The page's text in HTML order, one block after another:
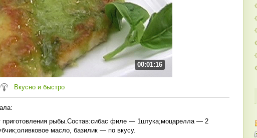
00:01:16
Вкусно и быстро
:
приготовления рыбы.Состав:сибас филе — 1штука;моцарелла — 2
масло, базилик — по вкусу.